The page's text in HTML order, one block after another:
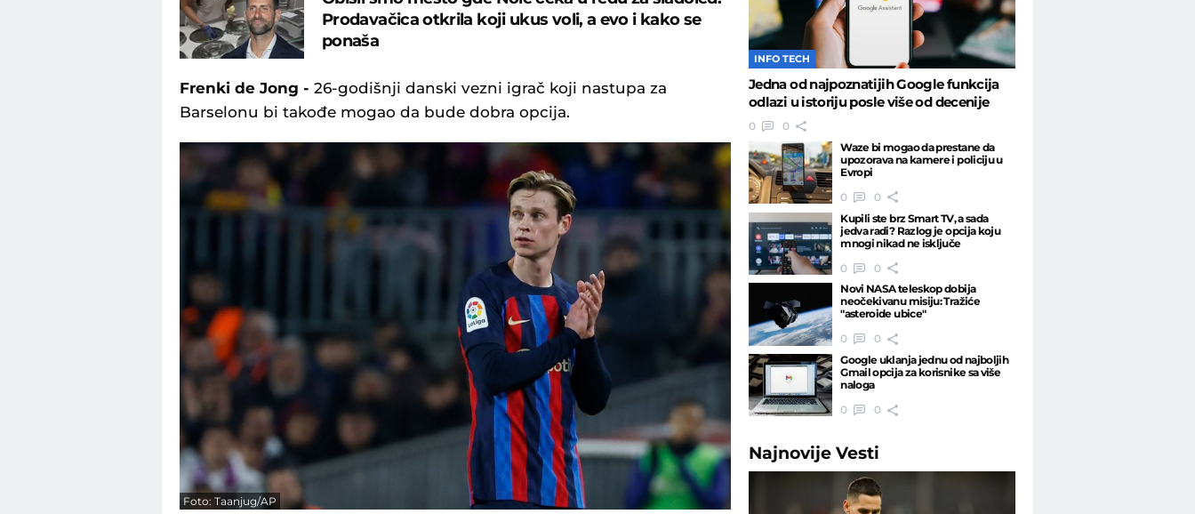
Prodavačica otkrila koji ukus voli, a evo i kako se
ponaša
Frenki de Jong - 26-godišnji danski vezni igrač koji nastupa za
Barselonu bi takođe mogao da bude dobra opcija.
Foto: Taanjug/AP
INFO TECH
Jedna od najpoznatijih Google funkcija
odlazi u istoriju posle više od decenije
0
0
Waze bi mogao da prestane da
upozorava na kamere i policiju u
Evropi
0
0
Kupili ste brz Smart TV, a sada
jedva radi? Razlog je opcija koju
mnogi nikad ne isključe
0
0
Novi NASA teleskop dobija
neočekivanu misiju: Tražiće
"asteroide ubice"
0
0
Google uklanja jednu od najboljih
Gmail opcija za korisnike sa više
naloga
0
0
NajnovijeVesti